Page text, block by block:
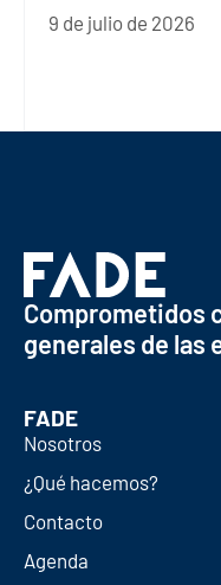
9 de julio de 2026
Comprometidos
generales de las
FADE
Nosotros
¿Qué hacemos?
Contacto
Agenda